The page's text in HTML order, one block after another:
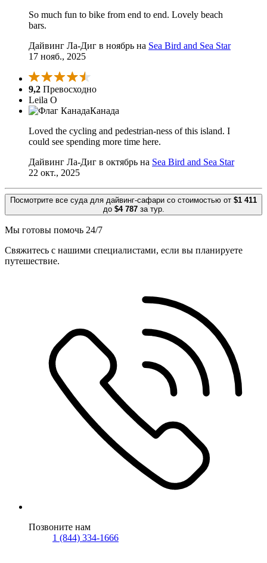
So much fun to bike from end to end. Lovely beach
bars.
Дайвинг Ла-Диг в ноябрь на Sea Bird and Sea Star
17 нояб., 2025
9,2 Превосходно
Leila O
Канада
Loved the cycling and pedestrian-ness of this island. I
could see spending more time here.
Дайвинг Ла-Диг в октябрь на Sea Bird and Sea Star
22 окт., 2025
Посмотрите все суда для дайвинг-сафари со стоимостью от $1 411
до $4 787за тур.
Мы готовы помочь 24/7
Свяжитесь с нашими специалистами, если вы планируете
путешествие.
Позвоните нам
1 (844) 334-1666